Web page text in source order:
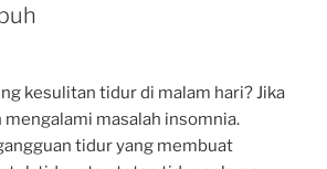
kesulitan tidur di malam hari? Jika
mengalami masalah insomnia.
tidur yang membuat